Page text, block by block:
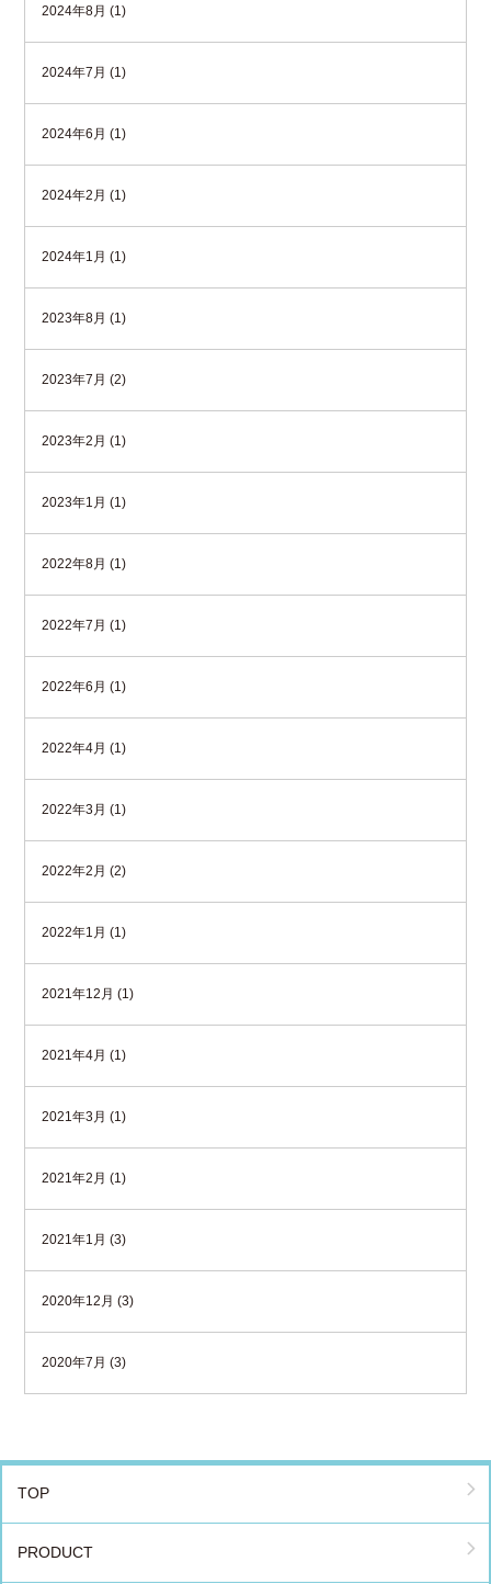
2024年8月 (1)
2024年7月 (1)
2024年6月 (1)
2024年2月 (1)
2024年1月 (1)
2023年8月 (1)
2023年7月 (2)
2023年2月 (1)
2023年1月 (1)
2022年8月 (1)
2022年7月 (1)
2022年6月 (1)
2022年4月 (1)
2022年3月 (1)
2022年2月 (2)
2022年1月 (1)
2021年12月 (1)
2021年4月 (1)
2021年3月 (1)
2021年2月 (1)
2021年1月 (3)
2020年12月 (3)
2020年7月 (3)
TOP
PRODUCT